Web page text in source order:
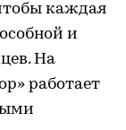
каждая
и
На
работает